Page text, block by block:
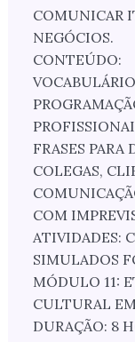
COMUNICAR
NEGÓCIOS.
CONTEÚDO:
FRASES
COLEGAS,
COM
ATIVIDADES:
SIMULADOS
MÓDULO 11:
CULTURAL
DURAÇÃO: 8